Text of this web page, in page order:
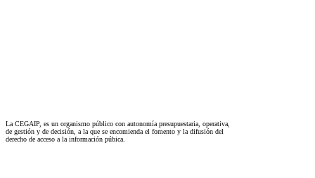
La CEGAIP, es un organismo público con autonomía presupuestaria, operativa,
de gestión y de decisión, a la que se encomienda el fomento y la difusión del
derecho de acceso a la información púbica.